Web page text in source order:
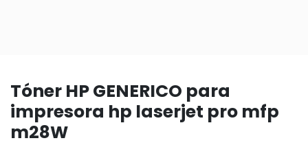
Tóner HP GENERICO para
impresora hp laserjet pro mfp
m28W